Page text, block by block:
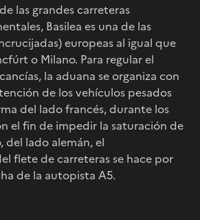
las grandes carreteras
Basilea es una de las
europeas al igual que
o Milano. Para regular el
la aduana se organiza con
de los vehículos pesados
del lado francés, durante los
el fin de impedir la saturación de
del lado alemán, el
flete de carreteras se hace por
de la autopista A5.